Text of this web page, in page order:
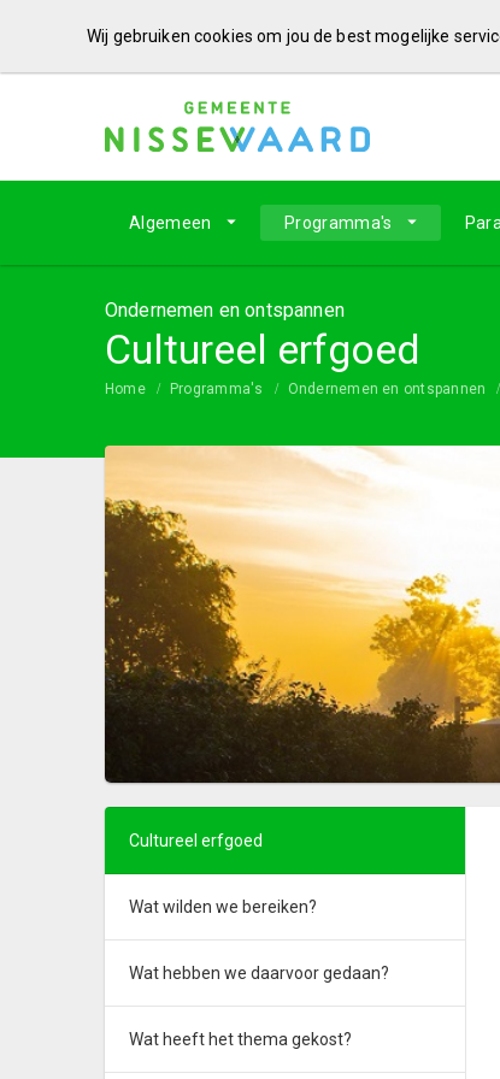
Wij gebruiken cookies om jou de best mogelijke
Algemeen Programma's
Ondernemen en ontspannen
Cultureel erfgoed
Home Programma's Ondernemen en ontspannen
Cultureel erfgoed
Wat wilden we bereiken?
Wat hebben we daarvoor gedaan?
Wat heeft het thema gekost?